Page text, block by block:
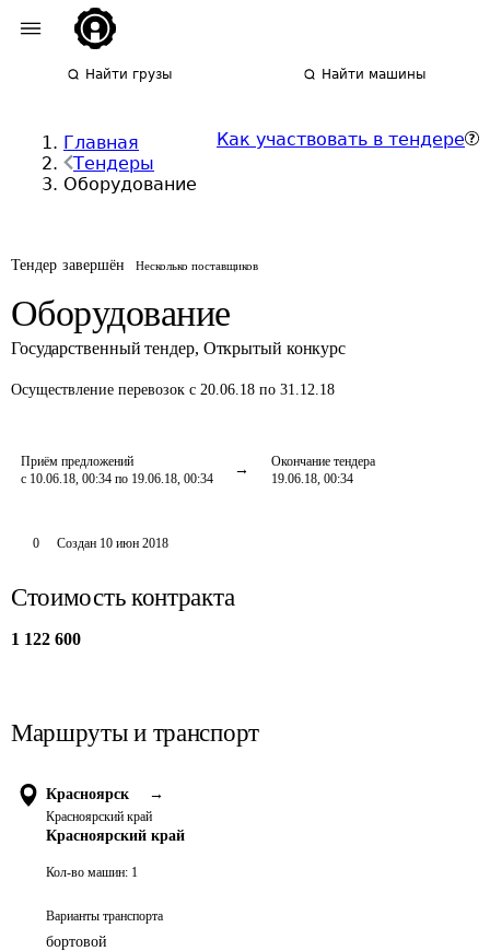
Найти грузы Найти машины
Главная
Тендеры
Оборудование
Как участвовать в тендере
Тендер завершён Несколько поставщиков
Оборудование
Государственный тендер, Открытый конкурс
Осуществление перевозок с 20.06.18 по 31.12.18
Приём предложений
с 10.06.18, 00:34 по 19.06.18, 00:34
Окончание тендера
19.06.18, 00:34
0 Создан 10 июн 2018
Стоимость контракта
1 122 600
Маршруты и транспорт
Красноярск →
Красноярский край
Красноярский край
Кол-во машин: 1
Варианты транспорта
бортовой